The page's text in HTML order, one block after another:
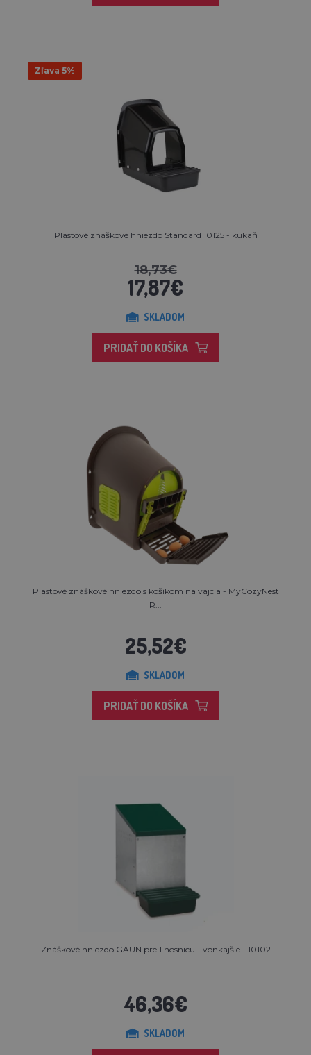
Zľava 5%
Plastové znáškové hniezdo Standard 10125 - kukaň
18,73€
17,87€
SKLADOM
PRIDAŤ DO KOŠÍKA
Plastové znáškové hniezdo s košíkom na vajcia - MyCozyNest
R...
25,52€
SKLADOM
PRIDAŤ DO KOŠÍKA
Znáškové hniezdo GAUN pre 1 nosnicu - vonkajšie - 10102
46,36€
SKLADOM